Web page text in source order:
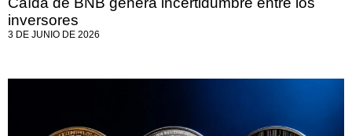
inversores
3 DE JUNIO DE 2026